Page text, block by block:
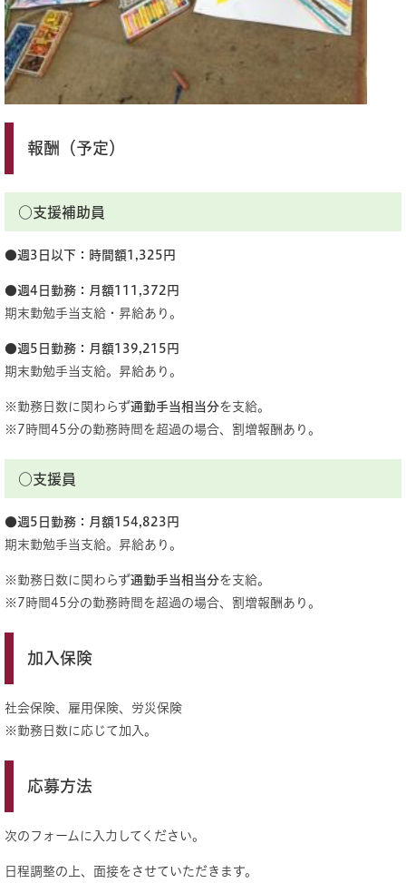
報酬（予定）
○支援補助員
●週3日以下：時間額1,325円
●週4日勤務：月額111,372円
期末勤勉手当支給・昇給あり。
●週5日勤務：月額139,215円
期末勤勉手当支給。昇給あり。
※勤務日数に関わらず通勤手当相当分を支給。
※7時間45分の勤務時間を超過の場合、割増報酬あり。
○支援員
●週5日勤務：月額154,823円
期末勤勉手当支給。昇給あり。
※勤務日数に関わらず通勤手当相当分を支給。
※7時間45分の勤務時間を超過の場合、割増報酬あり。
加入保険
社会保険、雇用保険、労災保険
※勤務日数に応じて加入。
応募方法
次のフォームに入力してください。
日程調整の上、面接をさせていただきます。